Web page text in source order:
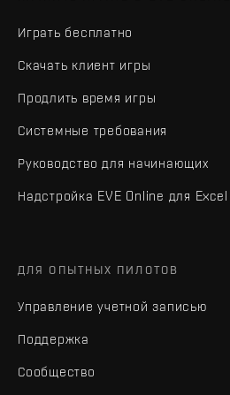
Играть бесплатно
Скачать клиент игры
Продлить время игры
Системные требования
Руководство для начинающих
Надстройка EVE Online для Excel
ДЛЯ ОПЫТНЫХ ПИЛОТОВ
Управление учетной записью
Поддержка
Сообщество